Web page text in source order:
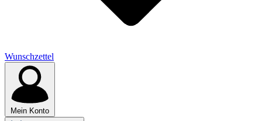
Wunschzettel
Mein Konto